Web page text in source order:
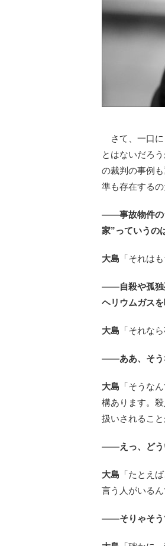
さて、一口に
とはないだろ
の裁判の事例
準も存在するの
――事故物件の
家”っていうの
大島 「それは
――自殺や孤独
ヘリウムガス
大島 「それな
――ああ、そう
大島 「そうな
構あります。
扱いされること
――えっ、どう
大島 「たとえ
言う人がいる
――そりゃそう